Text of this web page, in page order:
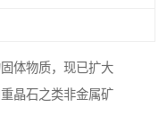
体物质，现已扩大
晶石之类非金属矿